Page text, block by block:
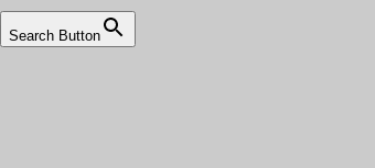
Search Button